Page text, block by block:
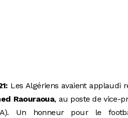
Les Algériens avaient applaudi
Raouraoua, au poste de vice-
Un honneur pour le